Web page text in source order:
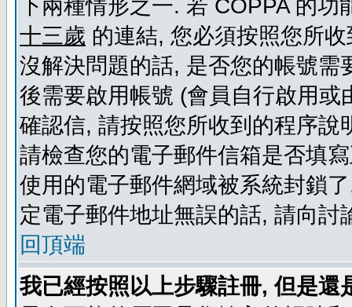
下兩種情形之一. 若 COPPA 的
十三歲 的連結, 您必須按照您所
沒解決問題的話, 是否您的帳號
後需要啟用帳號 (會員自行啟用
確認信, 請按照您所收到的程序
請檢查您的電子郵件信箱是否填
使用的電子郵件網域被系統封鎖
定電子郵件地址無誤的話, 請向
回頂端
我已經按照以上步驟註冊, 但是還